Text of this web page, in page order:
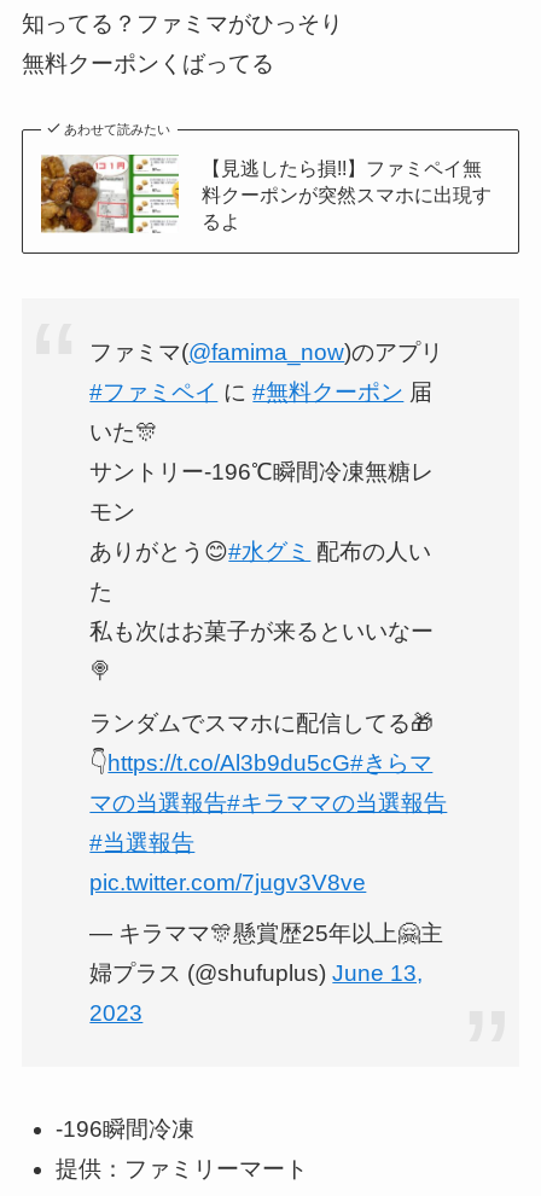
知ってる？ファミマがひっそり
無料クーポンくばってる
あわせて読みたい
【見逃したら損!!】ファミペイ無
料クーポンが突然スマホに出現す
るよ
ファミマ(@famima_now)のアプリ
#ファミペイ に#無料クーポン 届
いた🎊
サントリー-196℃瞬間冷凍無糖レ
モン
ありがとう😊#水グミ 配布の人い
た
私も次はお菓子が来るといいなー
🍭
ランダムでスマホに配信してる🎁
👇https://t.co/Al3b9du5cG#きらマ
マの当選報告#キラママの当選報告
#当選報告
pic.twitter.com/7jugv3V8ve
— キラママ🎊懸賞歴25年以上🤗主
婦プラス (@shufuplus)June 13,
2023
-196瞬間冷凍
提供：ファミリーマート